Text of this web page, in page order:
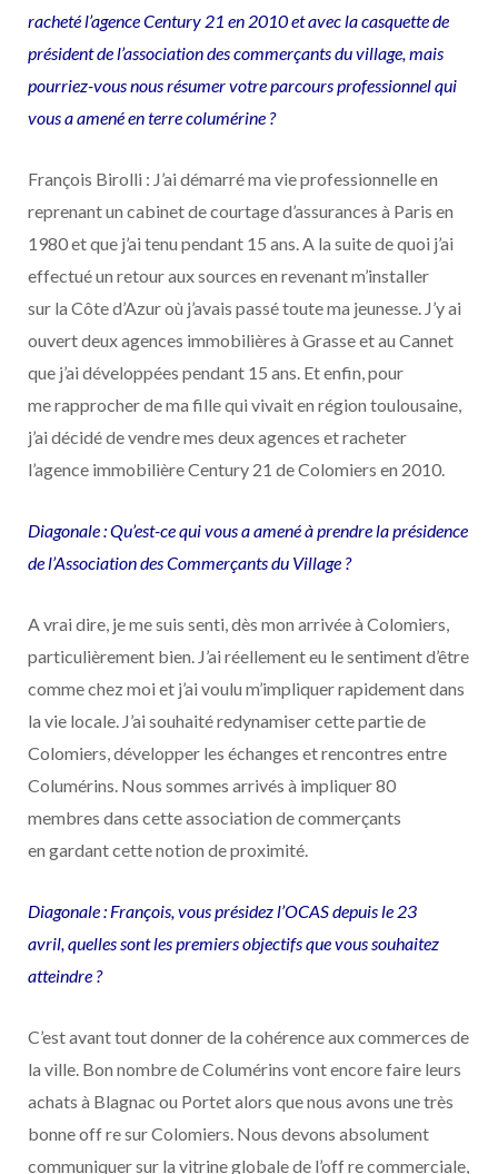
racheté l’agence Century 21 en 2010 et avec la casquette de
président de l’association des commerçants du village, mais
pourriez-vous nous résumer votre parcours professionnel qui
vous a amené en terre columérine ?
François Birolli : J’ai démarré ma vie professionnelle en
reprenant un cabinet de courtage d’assurances à Paris en
1980 et que j’ai tenu pendant 15 ans. A la suite de quoi j’ai
effectué un retour aux sources en revenant m’installer
sur la Côte d’Azur où j’avais passé toute ma jeunesse. J’y ai
ouvert deux agences immobilières à Grasse et au Cannet
que j’ai développées pendant 15 ans. Et enfin, pour
me rapprocher de ma fille qui vivait en région toulousaine,
j’ai décidé de vendre mes deux agences et racheter
l’agence immobilière Century 21 de Colomiers en 2010.
Diagonale : Qu’est-ce qui vous a amené à prendre la présidence
de l’Association des Commerçants du Village ?
A vrai dire, je me suis senti, dès mon arrivée à Colomiers,
particulièrement bien. J’ai réellement eu le sentiment d’être
comme chez moi et j’ai voulu m’impliquer rapidement dans
la vie locale. J’ai souhaité redynamiser cette partie de
Colomiers, développer les échanges et rencontres entre
Columérins. Nous sommes arrivés à impliquer 80
membres dans cette association de commerçants
en gardant cette notion de proximité.
Diagonale : François, vous présidez l’OCAS depuis le 23
avril, quelles sont les premiers objectifs que vous souhaitez
atteindre ?
C’est avant tout donner de la cohérence aux commerces de
la ville. Bon nombre de Columérins vont encore faire leurs
achats à Blagnac ou Portet alors que nous avons une très
bonne offre sur Colomiers. Nous devons absolument
communiquer sur la vitrine globale de l’offre commerciale,